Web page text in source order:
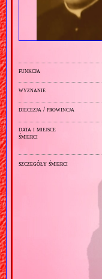
funkcja
wyznanie
diecezja / prowincja
data i miejsce
śmierci
szczegóły śmierci